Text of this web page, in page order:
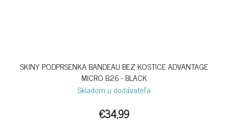
SKINY PODPRSENKA BANDEAU BEZ KOSTICE ADVANTAGE
MICRO B26 - BLACK
Skladom u dodávateľa
€34,99